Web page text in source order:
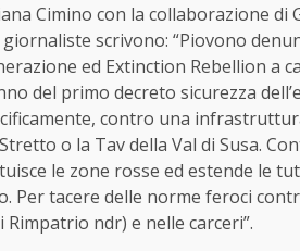
Cimino con la collaborazione
scrivono: “Piovono
ed Extinction Rebellion a
del primo decreto sicurezza
contro una
o la Tav della Val di Susa.
le zone rosse ed estende le
Per tacere delle norme feroci
ndr) e nelle carceri”.